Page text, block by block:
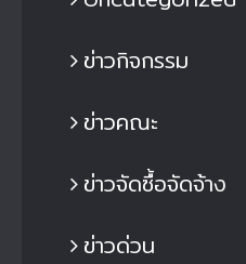
ข่าวกิจกรรม
ข่าวคณะ
ข่าวจัดซื้อจัดจ้าง
ข่าวด่วน